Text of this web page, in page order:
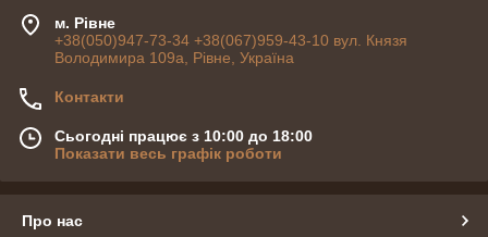
м. Рівне
+38(050)947-73-34 +38(067)959-43-10 вул. Князя
Володимира 109а, Рівне, Україна
Контакти
Сьогодні працює з 10:00 до 18:00
Показати весь графік роботи
Про нас